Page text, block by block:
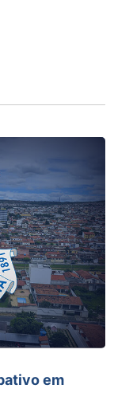
em